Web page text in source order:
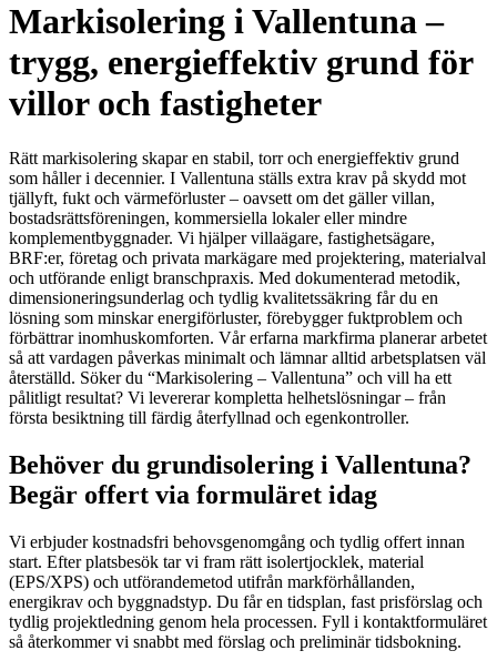
Markisolering i Vallentuna –
trygg, energieffektiv grund för
villor och fastigheter
Rätt markisolering skapar en stabil, torr och energieffektiv grund
som håller i decennier. I Vallentuna ställs extra krav på skydd mot
tjällyft, fukt och värmeförluster – oavsett om det gäller villan,
bostadsrättsföreningen, kommersiella lokaler eller mindre
komplementbyggnader. Vi hjälper villaägare, fastighetsägare,
BRF:er, företag och privata markägare med projektering, materialval
och utförande enligt branschpraxis. Med dokumenterad metodik,
dimensioneringsunderlag och tydlig kvalitetssäkring får du en
lösning som minskar energiförluster, förebygger fuktproblem och
förbättrar inomhuskomforten. Vår erfarna markfirma planerar arbetet
så att vardagen påverkas minimalt och lämnar alltid arbetsplatsen väl
återställd. Söker du “Markisolering – Vallentuna” och vill ha ett
pålitligt resultat? Vi levererar kompletta helhetslösningar – från
första besiktning till färdig återfyllnad och egenkontroller.
Behöver du grundisolering i Vallentuna?
Begär offert via formuläret idag
Vi erbjuder kostnadsfri behovsgenomgång och tydlig offert innan
start. Efter platsbesök tar vi fram rätt isolertjocklek, material
(EPS/XPS) och utförandemetod utifrån markförhållanden,
energikrav och byggnadstyp. Du får en tidsplan, fast prisförslag och
tydlig projektledning genom hela processen. Fyll i kontaktformuläret
så återkommer vi snabbt med förslag och preliminär tidsbokning.